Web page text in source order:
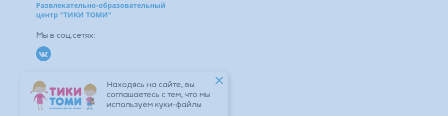
Находясь на сайте, вы
соглашаетесь с тем, что мы
используем куки-файлы
Развлекательно-образовательный
центр "ТИКИ ТОМИ"
Мы в соц.сетях:
© 2026 TIKI TOMI. Все права защищены.